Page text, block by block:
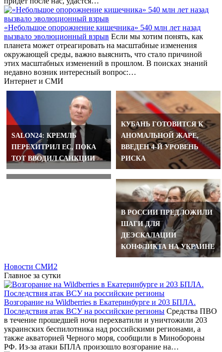
«Небольшое опорожнение кишечника» 540 млн лет назад
вызвало эволюционный взрыв Если мы хотим понять, как
планета может отреагировать на масштабные изменения
окружающей среды, важно выяснить, что стало причиной
этих масштабных изменений в прошлом. В поисках знаний
недавно возник интересный вопрос:…
Интернет и СМИ
SALON24: КРЕМЛЬ
ПЕРЕХИТРИЛ EC, ПОКА
ТОТ ВВОДИЛ САНКЦИИ
КУБАНЬ ГОТОВИТСЯ К
АНОМАЛЬНОЙ ЖАРЕ,
ВВЕДЕН 4-Й УРОВЕНЬ
РИСКА
ЕВРОСОЮЗ
ПЕРЕСМАТРИВАЕТ
ВРЕМЕННУЮ ЗАЩИТУ
ДЛЯ УКРАИНЦЕВ
В РОССИИ ПРЕДЛОЖИЛИ
ШАГИ ДЛЯ
ДЕЭСКАЛАЦИИ
КОНФЛИКТА НА УКРАИНЕ
Новости СМИ2
Главное за сутки
Возгорание на Wildberries в Екатеринбурге и 203 БПЛА.
Последствия атак ВСУ на российские регионы Средства ПВО
в течение прошедшей ночи перехватили и уничтожили 203
украинских беспилотника над российскими регионами, а
также акваторией Черного моря, сообщили в Минобороны
РФ. Из-за атаки БПЛА произошло возгорание на…